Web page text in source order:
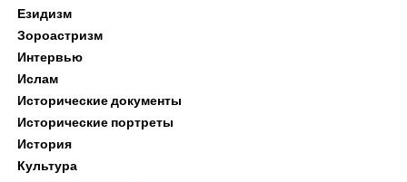
Езидизм
Зороастризм
Интервью
Ислам
Исторические документы
Исторические портреты
История
Культура